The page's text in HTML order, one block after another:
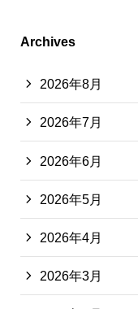
Archives
2026年8月
2026年7月
2026年6月
2026年5月
2026年4月
2026年3月